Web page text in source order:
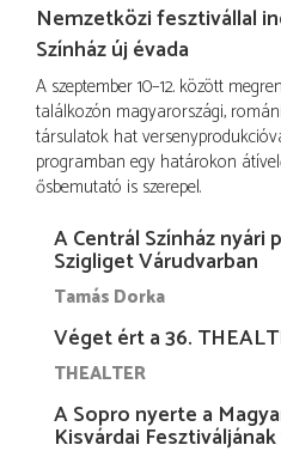
Nemzetközi fesztivállal
Színház új évada
A szeptember 10–12. között
találkozón magyarországi,
társulatok hat
programban egy határokon
ősbemutató is szerepel.
A Centrál Színház nyári
Szigliget Várudvarban
Tamás Dorka
Véget ért a 36.
THEALTER
A Sopro nyerte a
Kisvárdai